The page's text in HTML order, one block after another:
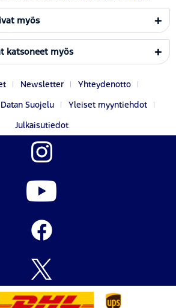
myös
katsoneet myös
Newsletter
Yhteydenotto
Datan Suojelu
Yleiset myyntiehdot
Julkaisutiedot